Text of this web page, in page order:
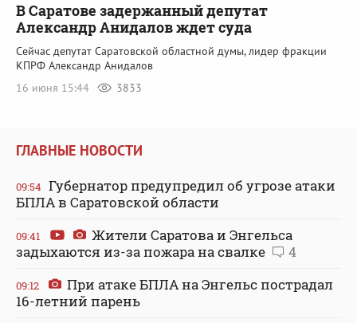
В Саратове задержанный депутат
Александр Анидалов ждет суда
Сейчас депутат Саратовской областной думы, лидер фракции
КПРФ Александр Анидалов
16 июня 15:44
3833
ГЛАВНЫЕ НОВОСТИ
09:54 Губернатор предупредил об угрозе атаки
БПЛА в Саратовской области
09:41
Жители Саратова и Энгельса
задыхаются из-за пожара на свалке
4
09:12
При атаке БПЛА на Энгельс пострадал
16-летний парень